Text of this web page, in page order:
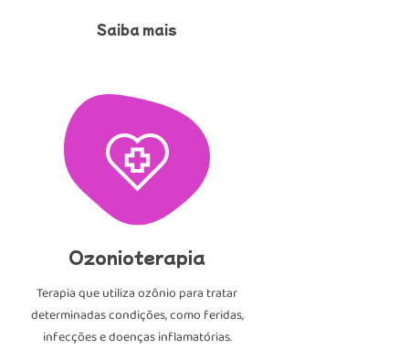
Saiba mais
Ozonioterapia
Terapia que utiliza ozônio para tratar
determinadas condições, como feridas,
infecções e doenças inflamatórias.